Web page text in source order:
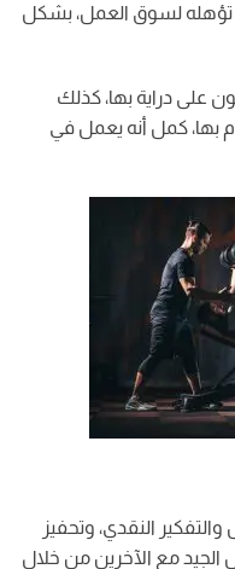
تؤهله لسوق العمل، بشكل
على دراية بها، كذلك
بها، كمل أنه يعمل في
النقدي، وتحفيز
الجيد مع الآخرين من خلال